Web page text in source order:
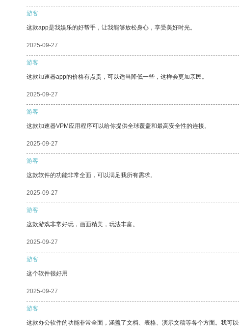
游客
这款app是我娱乐的好帮手，让我能够放松身心，享受美好时光。
2025-09-27
游客
这款加速器app的价格有点贵，可以适当降低一些，这样会更加亲民。
2025-09-27
游客
这款加速器VPM应用程序可以给你提供全球覆盖和最高安全性的连接。
2025-09-27
游客
这款软件的功能非常全面，可以满足我所有需求。
2025-09-27
游客
这款游戏非常好玩，画面精美，玩法丰富。
2025-09-27
游客
这个软件很好用
2025-09-27
游客
这款办公软件的功能非常全面，涵盖了文档、表格、演示文稿等各个方面。我可